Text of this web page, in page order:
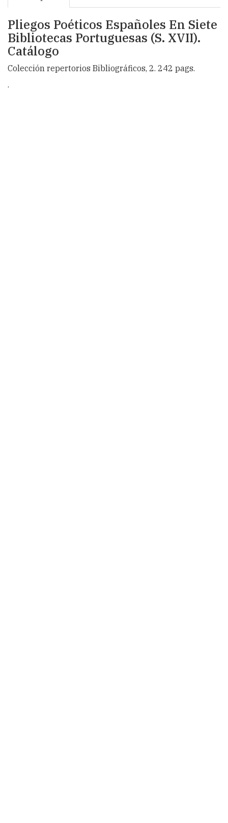
Pliegos Poéticos Españoles En Siete
Bibliotecas Portuguesas (S. XVII).
Catálogo
Colección repertorios Bibliográficos, 2. 242 pags.
.